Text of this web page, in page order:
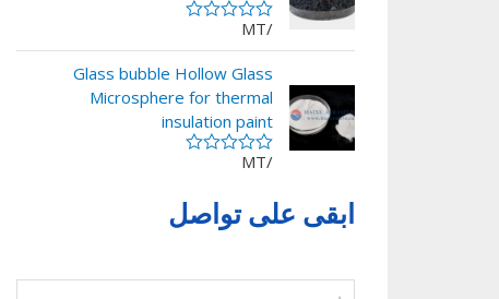
تم
التقييم
من
5
/MT
Glass bubble Hollow Glass
Microsphere for thermal
insulation paint
تم
من
5
/MT
ابقى على تواصل